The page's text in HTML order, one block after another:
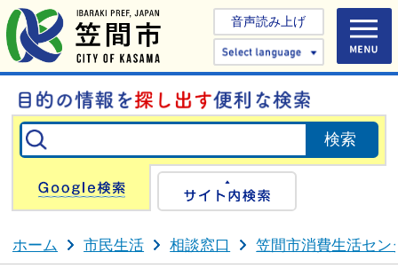
音声読み上げ
Select
Google検索
ホーム 市民生活 相談窓口 笠間市消費生活セン